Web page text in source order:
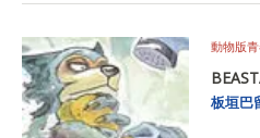
動物版
板垣巴